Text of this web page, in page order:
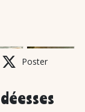
Poster
déesses